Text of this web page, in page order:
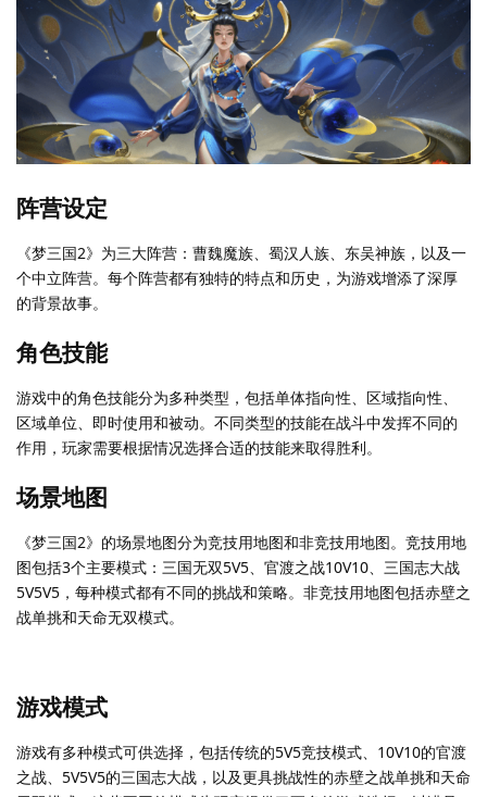
阵营设定
《梦三国2》为三大阵营：曹魏魔族、蜀汉人族、东吴神族，以及一
个中立阵营。每个阵营都有独特的特点和历史，为游戏增添了深厚
的背景故事。
角色技能
游戏中的角色技能分为多种类型，包括单体指向性、区域指向性、
区域单位、即时使用和被动。不同类型的技能在战斗中发挥不同的
作用，玩家需要根据情况选择合适的技能来取得胜利。
场景地图
《梦三国2》的场景地图分为竞技用地图和非竞技用地图。竞技用地
图包括3个主要模式：三国无双5V5、官渡之战10V10、三国志大战
5V5V5，每种模式都有不同的挑战和策略。非竞技用地图包括赤壁之
战单挑和天命无双模式。
游戏模式
游戏有多种模式可供选择，包括传统的5V5竞技模式、10V10的官渡
之战、5V5V5的三国志大战，以及更具挑战性的赤壁之战单挑和天命